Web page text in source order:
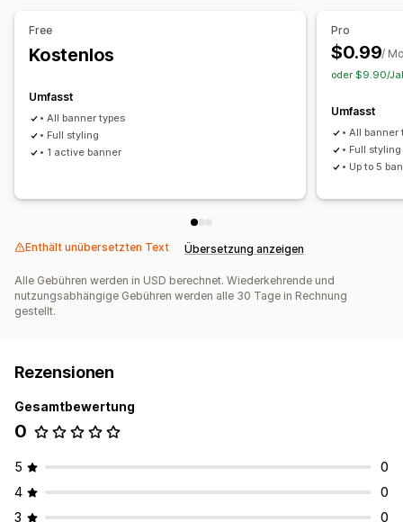
Emojis
Analysen und Berichte
Analysen in Echtzeit
Traffic-Berichte
Free
Kostenlos
Umfasst
• All banner types
• Full styling
• 1 active banner
Pro
$0.99/
oder $9.90/
Umfasst
• All banner
• Full styling
• Up to 5
Enthält unübersetzten Text Übersetzung anzeigen
Alle Gebühren werden in USD berechnet. Wiederkehrende und
nutzungsabhängige Gebühren werden alle 30 Tage in Rechnung
gestellt.
Rezensionen
Gesamtbewertung
0
5
0
4
0
3
0